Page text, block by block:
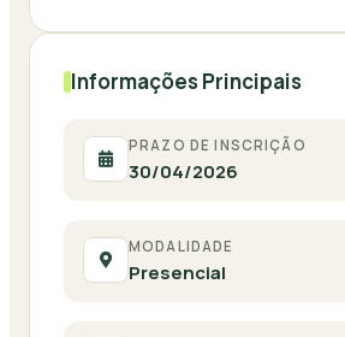
Informações Principais
PRAZO DE INSCRIÇÃO
30/04/2026
MODALIDADE
Presencial